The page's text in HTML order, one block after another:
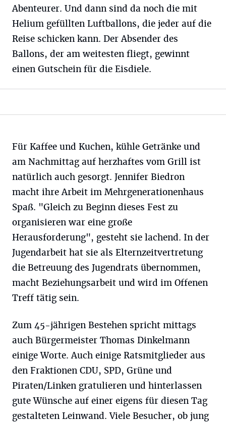
Abenteurer. Und dann sind da noch die mit
Helium gefüllten Luftballons, die jeder auf die
Reise schicken kann. Der Absender des
Ballons, der am weitesten fliegt, gewinnt
einen Gutschein für die Eisdiele.
Für Kaffee und Kuchen, kühle Getränke und
am Nachmittag auf herzhaftes vom Grill ist
natürlich auch gesorgt. Jennifer Biedron
macht ihre Arbeit im Mehrgenerationenhaus
Spaß. "Gleich zu Beginn dieses Fest zu
organisieren war eine große
Herausforderung", gesteht sie lachend. In der
Jugendarbeit hat sie als Elternzeitvertretung
die Betreuung des Jugendrats übernommen,
macht Beziehungsarbeit und wird im Offenen
Treff tätig sein.
Zum 45-jährigen Bestehen spricht mittags
auch Bürgermeister Thomas Dinkelmann
einige Worte. Auch einige Ratsmitglieder aus
den Fraktionen CDU, SPD, Grüne und
Piraten/Linken gratulieren und hinterlassen
gute Wünsche auf einer eigens für diesen Tag
gestalteten Leinwand. Viele Besucher, ob jung